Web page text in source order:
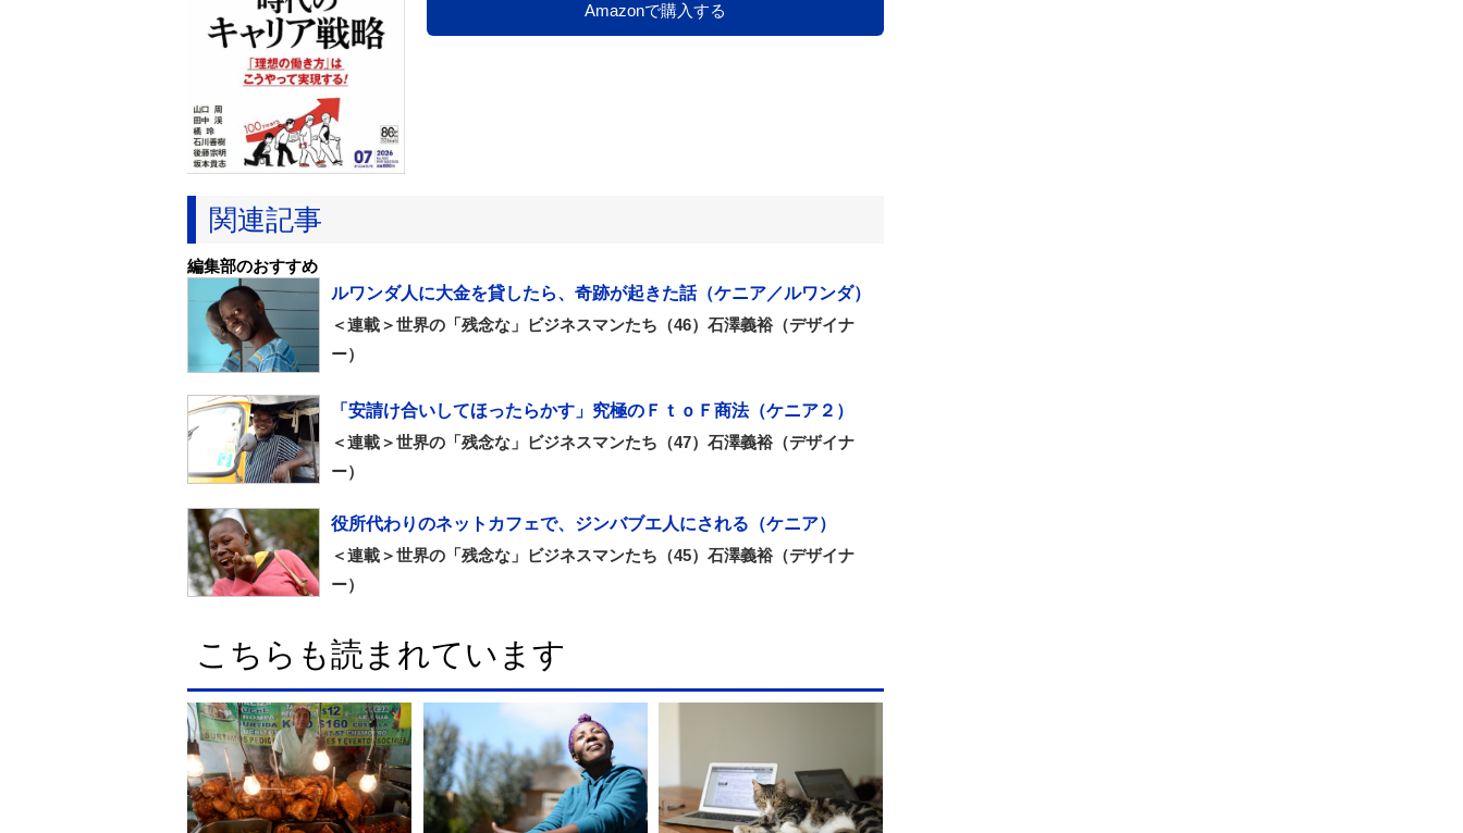
Amazonで購入する
関連記事
編集部のおすすめ
ルワンダ人に大金を貸したら、奇跡が起きた話（ケニア／ルワンダ）
＜連載＞世界の「残念な」ビジネスマンたち（46）石澤義裕（デザイナ
ー）
「安請け合いしてほったらかす」究極のＦｔｏＦ商法（ケニア２）
＜連載＞世界の「残念な」ビジネスマンたち（47）石澤義裕（デザイナ
ー）
役所代わりのネットカフェで、ジンバブエ人にされる（ケニア）
＜連載＞世界の「残念な」ビジネスマンたち（45）石澤義裕（デザイナ
ー）
こちらも読まれています